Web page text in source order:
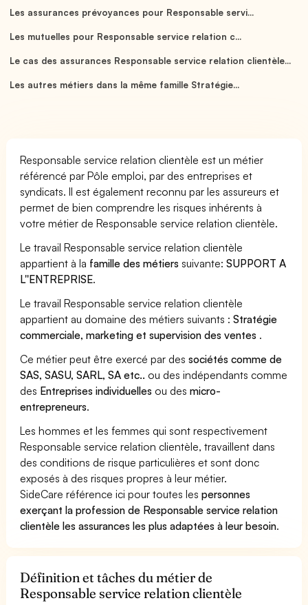
Les assurances prévoyances pour Responsable servi...
Les mutuelles pour Responsable service relation c...
Le cas des assurances Responsable service relation clientèle...
Les autres métiers dans la même famille Stratégie...
Responsable service relation clientèle est un métier
référencé par Pôle emploi, par des entreprises et
syndicats. Il est également reconnu par les assureurs et
permet de bien comprendre les risques inhérents à
votre métier de Responsable service relation clientèle.
Le travail Responsable service relation clientèle
appartient à la famille des métiers suivante:SUPPORT A
L''ENTREPRISE.
Le travail Responsable service relation clientèle
appartient au domaine des métiers suivants :Stratégie
commerciale, marketing et supervision des ventes .
Ce métier peut être exercé par dessociétés comme de
SAS, SASU, SARL, SA etc.. ou des indépendants comme
des Entreprises individuelles ou desmicro-
entrepreneurs.
Les hommes et les femmes qui sont respectivement
Responsable service relation clientèle, travaillent dans
des conditions de risque particulières et sont donc
exposés à des risques propres à leur métier.
SideCare référence ici pour toutes lespersonnes
exerçant la profession de Responsable service relation
clientèle les assurances les plus adaptées à leur besoin.
Définition et tâches du métier de
Responsable service relation clientèle